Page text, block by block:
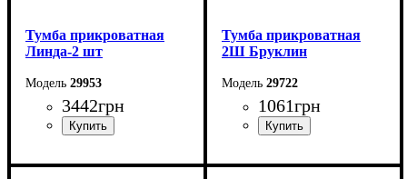
Тумба прикроватная
Линда-2 шт
29953
3442грн
Ширина: 50 см
Тумба прикроватная
2Ш Бруклин
29722
1061грн
Ширина: 40,4 см